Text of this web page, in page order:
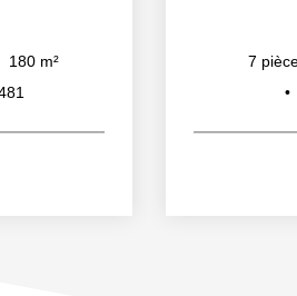
180 m²
7